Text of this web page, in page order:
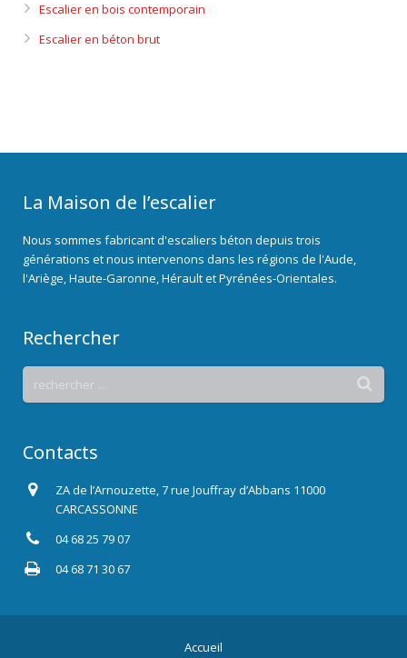
Escalier en bois contemporain
Escalier en béton brut
La Maison de l’escalier
Nous sommes fabricant d'escaliers béton depuis trois
générations et nous intervenons dans les régions de l'Aude,
l'Ariège, Haute-Garonne, Hérault et Pyrénées-Orientales.
Rechercher
Contacts
ZA de l’Arnouzette, 7 rue Jouffray d’Abbans 11000
CARCASSONNE
04 68 25 79 07
04 68 71 30 67
Accueil